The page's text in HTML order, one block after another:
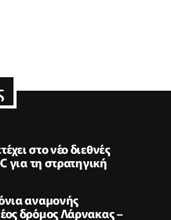
στο νέο διεθνές
για τη στρατηγική
αναμονής
δρόμος Λάρνακας –